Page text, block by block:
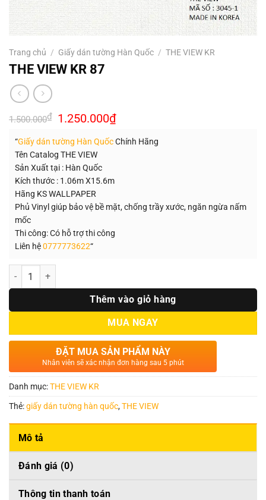
Trang chủ / Giấy dán tường Hàn Quốc / THE VIEW KR
THE VIEW KR 87
1.500.000₫ Giá
gốc
1.500.000₫.
1.250.000₫Giá
hiện
là:
“Giấy dán tường Hàn QuốcChính Hãng
Tên Catalog THE VIEW
Sản Xuất tại : Hàn Quốc
Kích thước : 1.06m X15.6m
Hãng KS WALLPAPER
Phủ Vinyl giúp bảo vệ bề mặt, chống trầy xước, ngăn ngừa nấm
mốc
Thi công: Có hỗ trợ thi công
Liên hệ0777773622“
Số lượng
Thêm vào giỏ hàng
MUA NGAY
ĐẶT MUA SẢN PHẨM NÀY
Nhân viên sẽ xác nhận đơn hàng sau 5 phút
Danh mục:THE VIEW KR
Thẻ:giấy dán tường hàn quốc,THE VIEW
Mô tả
Đánh giá (0)
Thông tin thanh toán